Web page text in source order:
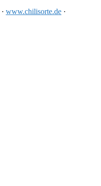
· www.chilisorte.de ·